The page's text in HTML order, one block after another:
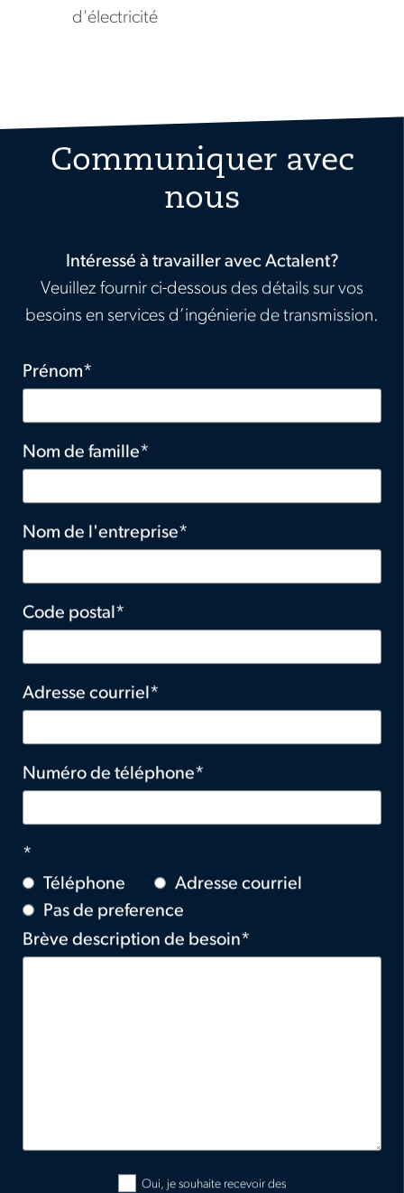
d'électricité
Communiquer avec
nous
Intéressé à travailler avec Actalent?
Veuillez fournir ci-dessous des détails sur vos
besoins en services d’ingénierie de transmission.
Prénom
Nom de famille
Nom de l'entreprise
Code postal
Adresse courriel
Numéro de téléphone
Téléphone
Adresse courriel
Pas de preference
Brève description de besoin
Oui, je souhaite recevoir des